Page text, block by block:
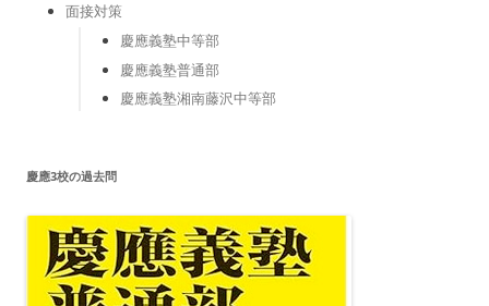
面接対策
慶應義塾中等部
慶應義塾普通部
慶應義塾湘南藤沢中等部
慶應3校の過去問